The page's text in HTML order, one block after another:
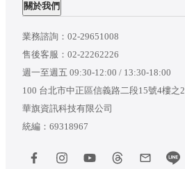
關於我們
業務諮詢： 02-29651008
售後客服： 02-22262226
週一至週五 09:30-12:00 / 13:30-18:00
100 台北市中正區信義路二段15號4樓之2
華旗資訊科技有限公司
統編：69318967